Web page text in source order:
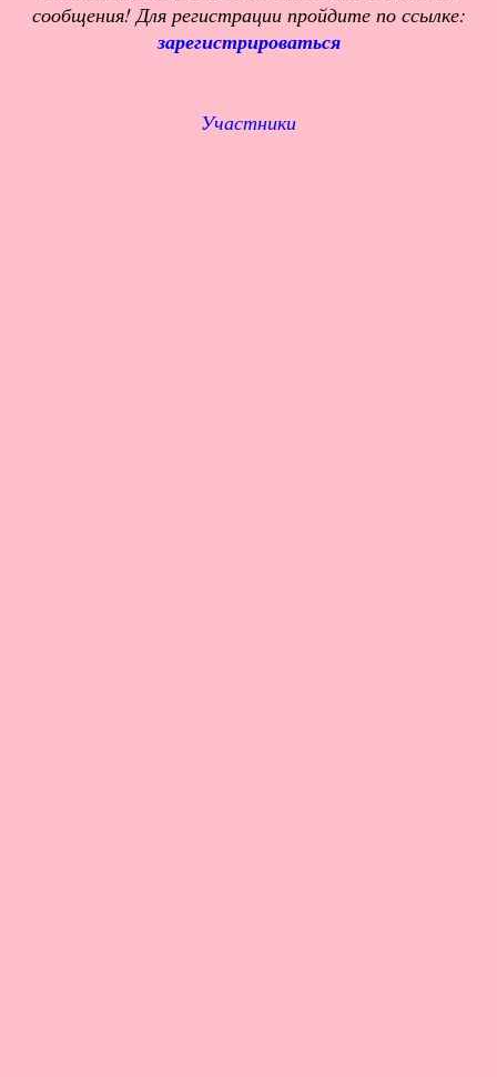
сообщения! Для регистрации пройдите по ссылке:
зарегистрироваться
Участники